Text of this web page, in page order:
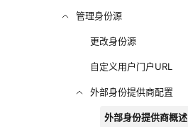
管理身份源
更改身份源
自定义用户门户URL
外部身份提供商配置
外部身份提供商概述